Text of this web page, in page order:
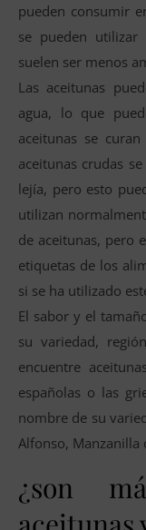
pueden consumir
se pueden
suelen ser menos
Las aceitunas
agua, lo que
aceitunas se
aceitunas crudas
lejía, pero esto
utilizan
de aceitunas, pero
etiquetas de los
si se ha utilizado
El sabor y el
su variedad,
encuentre
españolas o las
nombre de su
Alfonso, Manzanilla
¿son